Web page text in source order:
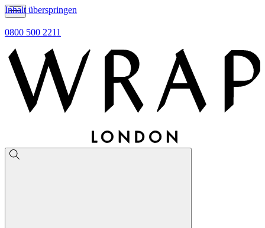
Inhalt überspringen
0800 500 2211